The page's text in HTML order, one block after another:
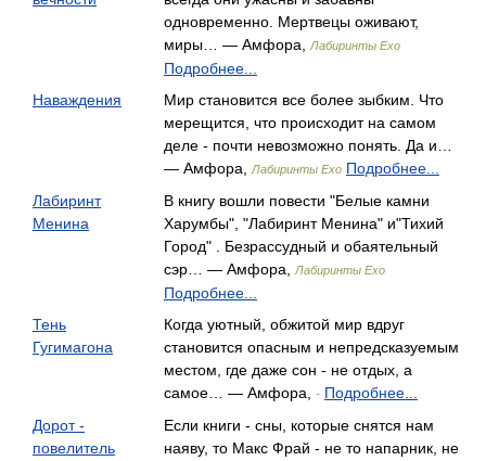
одновременно. Мертвецы оживают,
миры… — Амфора,
Лабиринты Ехо
Подробнее...
Наваждения
Мир становится все более зыбким. Что
мерещится, что происходит на самом
деле - почти невозможно понять. Да и…
— Амфора,
Лабиринты Ехо Подробнее...
Лабиринт
Менина
В книгу вошли повести "Белые камни
Харумбы", "Лабиринт Менина" и"Тихий
Город" . Безрассудный и обаятельный
сэр… — Амфора,
Лабиринты Ехо
Подробнее...
Тень
Гугимагона
Когда уютный, обжитой мир вдруг
становится опасным и непредсказуемым
местом, где даже сон - не отдых, а
самое… — Амфора,
- Подробнее...
Дорот -
повелитель
Если книги - сны, которые снятся нам
наяву, то Макс Фрай - не то напарник, не